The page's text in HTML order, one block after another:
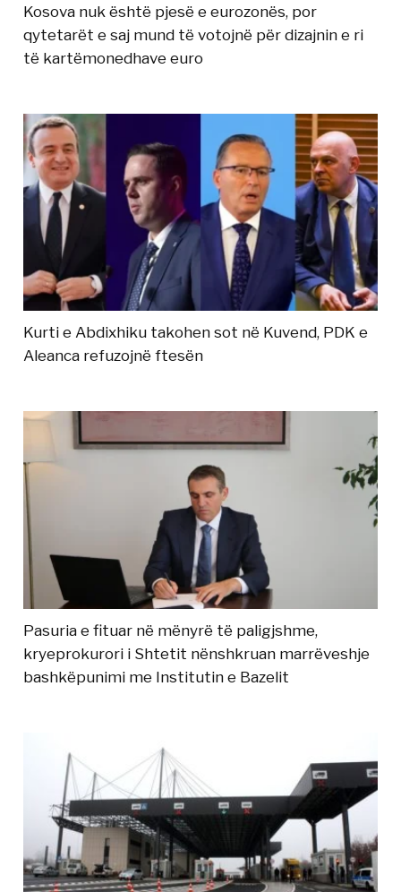
Kosova nuk është pjesë e eurozonës, por
qytetarët e saj mund të votojnë për dizajnin e ri
të kartëmonedhave euro
Kurti e Abdixhiku takohen sot në Kuvend, PDK e
Aleanca refuzojnë ftesën
Pasuria e fituar në mënyrë të paligjshme,
kryeprokurori i Shtetit nënshkruan marrëveshje
bashkëpunimi me Institutin e Bazelit